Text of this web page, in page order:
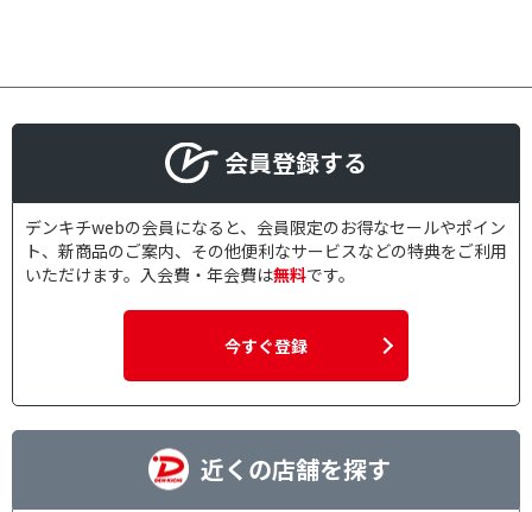
会員登録する
デンキチwebの会員になると、会員限定のお得なセールやポイン
ト、新商品のご案内、その他便利なサービスなどの特典をご利用
いただけます。入会費・年会費は無料です。
今すぐ登録
近くの店舗を探す